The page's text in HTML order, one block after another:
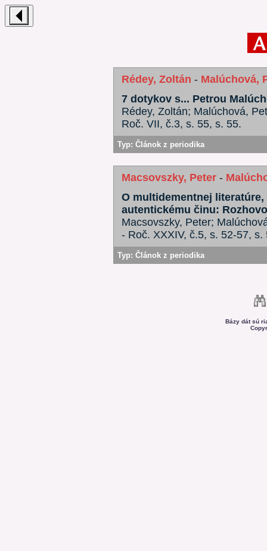
Rédey, Zoltán - Malúchová,
7 dotykov s... Petrou
Rédey, Zoltán; Malúchová,
Roč. VII, č.3, s. 55, s. 55.
Typ: Článok z periodika
Macsovszky, Peter -
O multidementnej
autentickému činu:
Macsovszky, Peter;
- Roč. XXXIV, č.5, s. 52-57,
Typ: Článok z periodika
Bázy dát sú